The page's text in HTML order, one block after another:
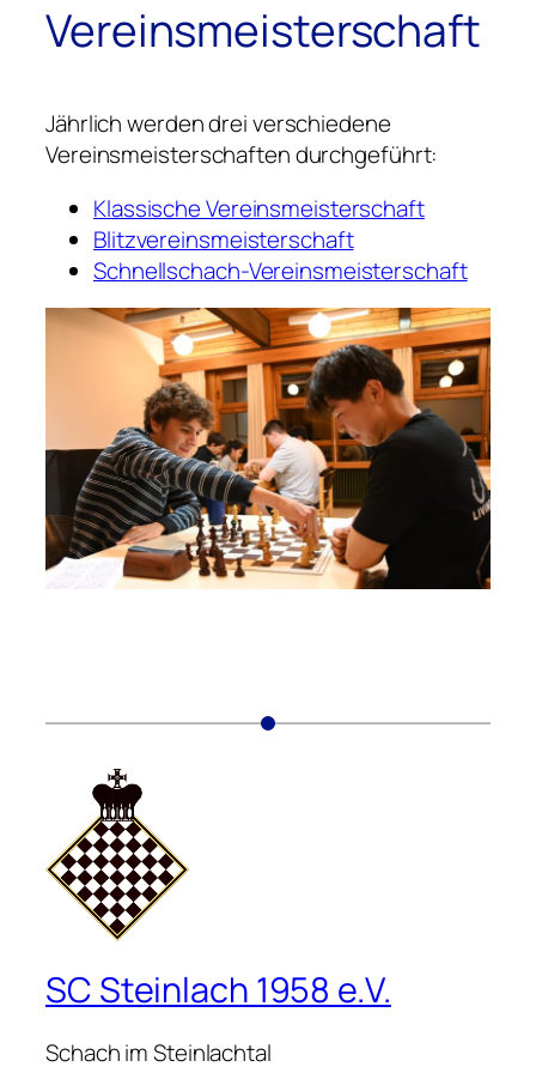
Vereinsmeisterschaft
Jährlich werden drei verschiedene
Vereinsmeisterschaften durchgeführt:
Klassische Vereinsmeisterschaft
Blitzvereinsmeisterschaft
Schnellschach-Vereinsmeisterschaft
SC Steinlach 1958 e.V.
Schach im Steinlachtal